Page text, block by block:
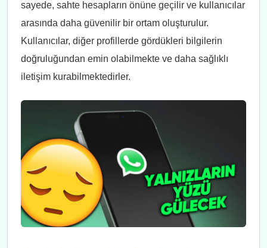
sayede, sahte hesapların önüne geçilir ve kullanıcılar
arasında daha güvenilir bir ortam oluşturulur.
Kullanıcılar, diğer profillerde gördükleri bilgilerin
doğruluğundan emin olabilmekte ve daha sağlıklı
iletişim kurabilmektedirler.